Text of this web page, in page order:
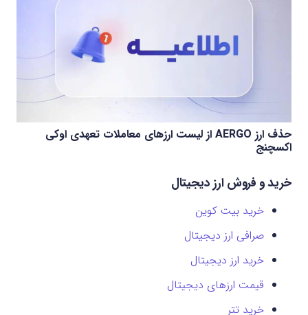
حذف ارز AERGO از لیست ارزهای معاملات تعهدی اوکی
اکسچنج
خرید و فروش ارز دیجیتال
خرید بیت کوین
صرافی ارز دیجیتال
خرید ارز دیجیتال
قیمت ارزهای دیجیتال
خرید تتر